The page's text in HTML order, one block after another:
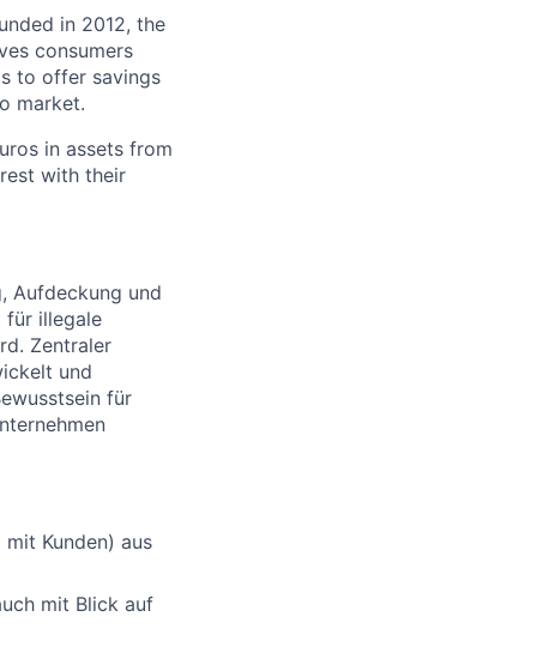
in 2012, the
consumers
to offer savings
market.
in assets from
with their
Aufdeckung und
für illegale
Zentraler
und
für
Kunden) aus
mit Blick auf